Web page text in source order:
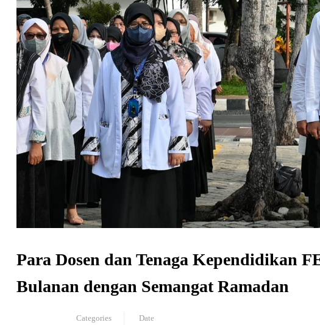
Para Dosen dan Tenaga Kependidikan
Bulanan dengan Semangat Ramadan
Categories
Date